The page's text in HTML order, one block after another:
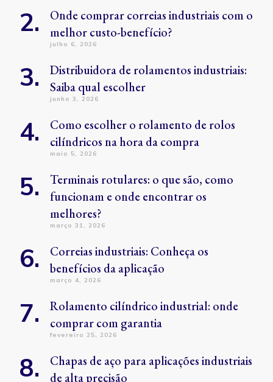
Onde comprar correias industriais com o
melhor custo-benefício?
julho 6, 2026
Distribuidora de rolamentos industriais:
Saiba qual escolher
junho 3, 2026
Como escolher o rolamento de rolos
cilíndricos na hora da compra
maio 5, 2026
Terminais rotulares: o que são, como
funcionam e onde encontrar os
melhores?
março 31, 2026
Correias industriais: Conheça os
benefícios da aplicação
março 4, 2026
Rolamento cilíndrico industrial: onde
comprar com garantia
fevereiro 25, 2026
Chapas de aço para aplicações industriais
de alta precisão